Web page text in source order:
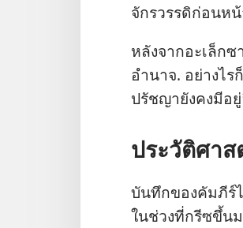
จักรวรรดิ​ก่อน​ห
หลัง​จาก​อะเล็กซ
อำนาจ. อย่าง​ไ
ปรัชญา​ยัง​คง​มี​อ
ประวัติศาส
บันทึก​ของ​คัมภีร์​
ใน​ช่วง​ที่​กรีซ​ขึ้น​